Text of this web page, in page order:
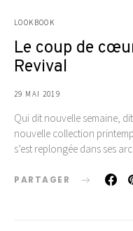
LOOKBOOK
Le coup de
Revival
29 MAI 2019
Qui dit nouvelle semaine,
nouvelle collection
s’est replongée dans ses
PARTAGER